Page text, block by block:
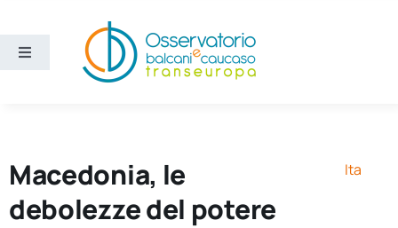
contenuto
Toggle
Ricerca e divulgazione
Macedonia, le
debolezze del potere
Ita